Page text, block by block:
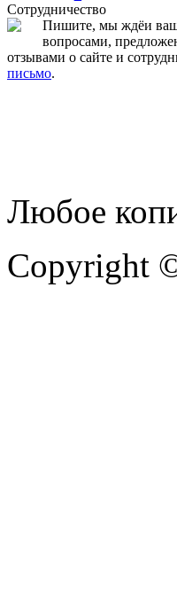
Сотрудничество
Пишите, мы ждёи
вопросами,
отзывами о сайте и
письмо.
Любое
Copyright